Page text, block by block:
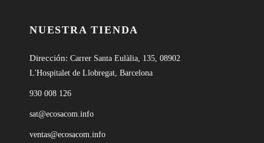
NUESTRA TIENDA
Dirección: Carrer Santa Eulàlia, 135, 08902
L'Hospitalet de Llobregat, Barcelona
930 008 126
sat@ecosacom.info
ventas@ecosacom.info